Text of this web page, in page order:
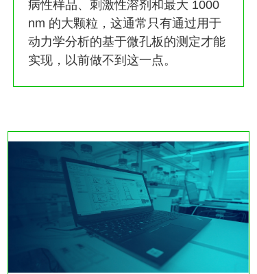
病性样品、刺激性溶剂和最大 1000
nm 的大颗粒，这通常只有通过用于
动力学分析的基于微孔板的测定才能
实现，以前做不到这一点。